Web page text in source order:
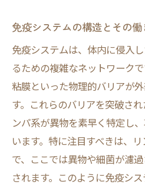
科学的根拠に基づい
実践しやすい免疫力向上
毎日の生活に取り入
簡単にできるストレ
バランスの取れた食
睡眠の質を上げるた
日常的な運動習慣の
免疫力を高めるた
免疫システムの構造とその働
免疫システムは、体内に侵入
るための複雑なネットワーク
粘膜といった物理的バリアが
す。これらのバリアを突破さ
ンパ系が異物を素早く特定し
います。特に注目すべきは、
で、ここでは異物や細菌が濾
されます。このように免疫シス